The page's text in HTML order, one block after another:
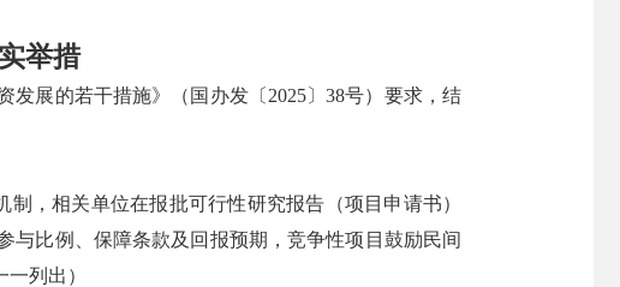
举措
展的若干措施》（国办发〔2025〕38号）要求，结
，相关单位在报批可行性研究报告（项目申请书）
与比例、保障条款及回报预期，竞争性项目鼓励民间
列出）